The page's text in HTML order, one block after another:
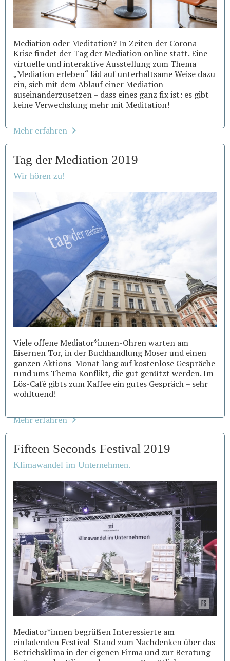
Mediation oder Meditation? In Zeiten der Corona-
Krise findet der Tag der Mediation online statt. Eine
virtuelle und interaktive Ausstellung zum Thema
„Mediation erleben“ läd auf unterhaltsame Weise dazu
ein, sich mit dem Ablauf einer Mediation
auseinanderzusetzen – dass eines ganz fix ist: es gibt
keine Verwechslung mehr mit Meditation!
Mehr erfahren
Tag der Mediation 2019
Wir hören zu!
Viele offene Mediator*innen-Ohren warten am
Eisernen Tor, in der Buchhandlung Moser und einen
ganzen Aktions-Monat lang auf kostenlose Gespräche
rund ums Thema Konflikt, die gut genützt werden. Im
Lös-Café gibts zum Kaffee ein gutes Gespräch – sehr
wohltuend!
Mehr erfahren
Fifteen Seconds Festival 2019
Klimawandel im Unternehmen.
Mediator*innen begrüßen Interessierte am
einladenden Festival-Stand zum Nachdenken über das
Betriebsklima in der eigenen Firma und zur Beratung